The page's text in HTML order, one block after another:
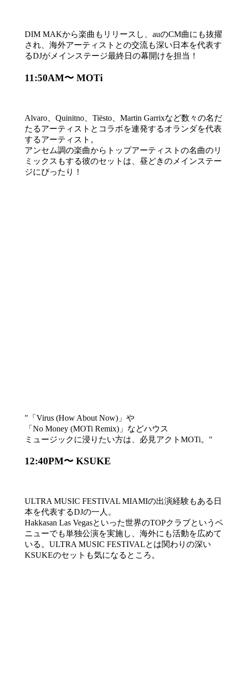
DIM MAKから楽曲もリリースし、auのCM曲にも抜擢
され、海外アーティストとの交流も深い日本を代表す
るDJがメインステージ最終日の幕開けを担当！
11:50AM〜 MOTi
Alvaro、Quinitno、Tiësto、Martin Garrixなど数々の名だ
たるアーティストとコラボを連発するオランダを代表
するアーティスト。
アンセム調の楽曲からトップアーティストの名曲のリ
ミックスもする彼のセットは、昼どきのメインステー
ジにぴったり！
「Virus (How About Now)」や
「No Money (MOTi Remix)」などハウス
ミュージックに浸りたい方は、必見アクトMOTi。
12:40PM〜 KSUKE
ULTRA MUSIC FESTIVAL MIAMIの出演経験もある日
本を代表するDJの一人。
Hakkasan Las Vegasといった世界のTOPクラブというベ
ニューでも単独公演を実施し、海外にも活動を広めて
いる。ULTRA MUSIC FESTIVALとは関わりの深い
KSUKEのセットも気になるところ。